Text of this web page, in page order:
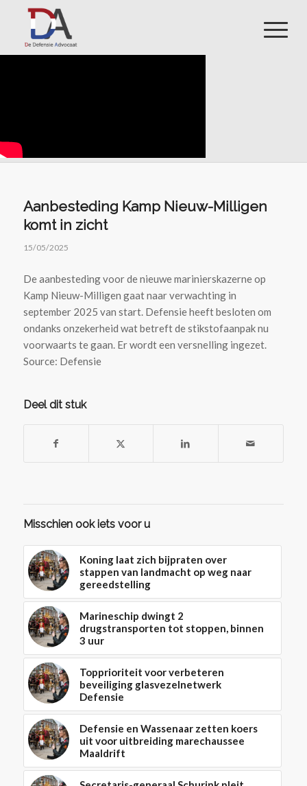
Aanbesteding Kamp Nieuw-Milligen
komt in zicht
15/05/2025
De aanbesteding voor de nieuwe marinierskazerne op
Kamp Nieuw-Milligen gaat naar verwachting in
september 2025 van start. Defensie heeft besloten om
ondanks onzekerheid wat betreft de stikstofaanpak nu
voorwaarts te gaan. Er wordt een versnelling ingezet.
Source: Defensie
Deel dit stuk
Misschien ook iets voor u
Koning laat zich bijpraten over
stappen van landmacht op weg naar
gereedstelling
Marineschip dwingt 2
drugstransporten tot stoppen, binnen
3 uur
Topprioriteit voor verbeteren
beveiliging glasvezelnetwerk
Defensie
Defensie en Wassenaar zetten koers
uit voor uitbreiding marechaussee
Maaldrift